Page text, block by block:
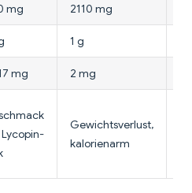
mg 2110 mg
1 g
mg 2 mg
Gewichtsverlust,
kalorienarm